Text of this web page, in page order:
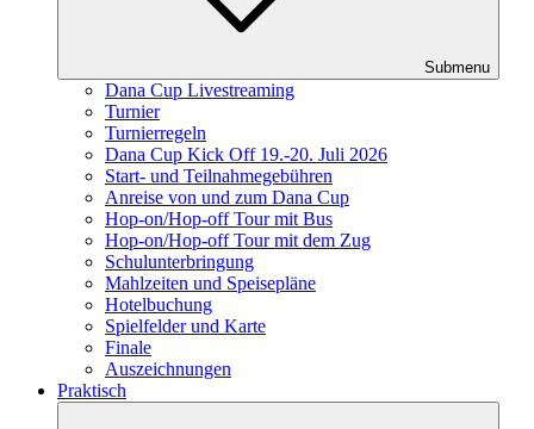
Submenu
Dana Cup Livestreaming
Turnier
Turnierregeln
Dana Cup Kick Off 19.-20. Juli 2026
Start- und Teilnahmegebühren
Anreise von und zum Dana Cup
Hop-on/Hop-off Tour mit Bus
Hop-on/Hop-off Tour mit dem Zug
Schulunterbringung
Mahlzeiten und Speisepläne
Hotelbuchung
Spielfelder und Karte
Finale
Auszeichnungen
Praktisch